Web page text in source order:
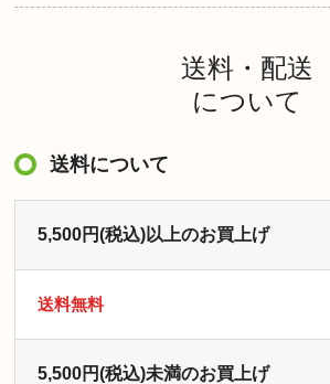
送料・配送
について
送料について
5,500円(税込)以上のお買上げ
送料無料
5,500円(税込)未満のお買上げ